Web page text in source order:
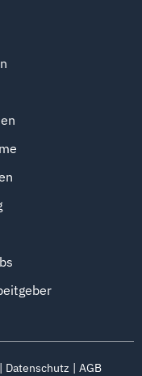
Datenschutz AGB